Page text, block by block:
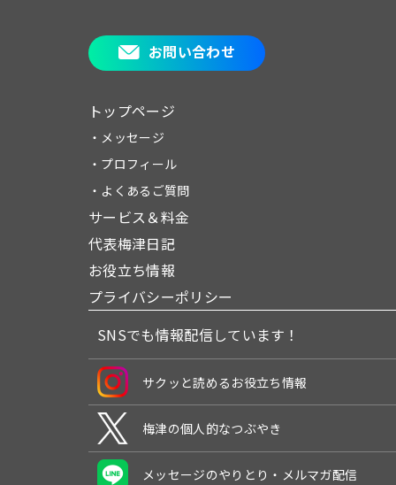
お問い合わせ
トップページ
・メッセージ
・プロフィール
・よくあるご質問
サービス＆料金
代表梅津日記
お役立ち情報
プライバシーポリシー
SNSでも情報配信しています！
サクッと読めるお役立ち情報
梅津の個人的なつぶやき
メッセージのやりとり・メルマガ配信